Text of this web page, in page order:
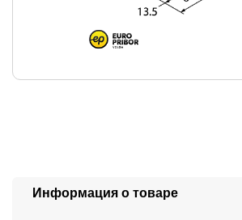
Информация о товаре